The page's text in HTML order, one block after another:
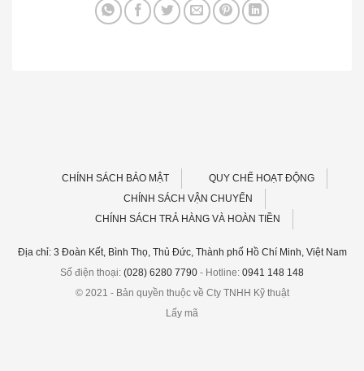
CHÍNH SÁCH BẢO MẬT
QUY CHẾ HOẠT ĐỘNG
CHÍNH SÁCH VẬN CHUYỂN
CHÍNH SÁCH TRẢ HÀNG VÀ HOÀN TIỀN
Địa chỉ: 3 Đoàn Kết, Bình Thọ, Thủ Đức, Thành phố Hồ Chí Minh, Việt Nam
Số điện thoại: (028) 6280 7790 - Hotline: 0941 148 148
© 2021 - Bản quyền thuộc về Cty TNHH Kỹ thuật
Lấy mã